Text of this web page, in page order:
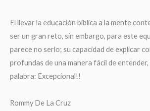
El llevar la educación bíblica a la mente
ser un gran reto, sin embargo, para este
parece no serlo; su capacidad de explicar
profundas de una manera fácil de entender,
palabra: Excepcional!!
Rommy De La Cruz